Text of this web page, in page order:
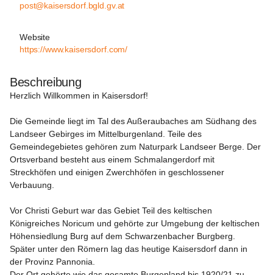
post@kaisersdorf.bgld.gv.at
Website
https://www.kaisersdorf.com/
Beschreibung
Herzlich Willkommen in Kaisersdorf!
Die Gemeinde liegt im Tal des Außeraubaches am Südhang des
Landseer Gebirges im Mittelburgenland. Teile des
Gemeindegebietes gehören zum Naturpark Landseer Berge. Der
Ortsverband besteht aus einem Schmalangerdorf mit
Streckhöfen und einigen Zwerchhöfen in geschlossener
Verbauung.
Vor Christi Geburt war das Gebiet Teil des keltischen
Königreiches Noricum und gehörte zur Umgebung der keltischen
Höhensiedlung Burg auf dem Schwarzenbacher Burgberg.
Später unter den Römern lag das heutige Kaisersdorf dann in
der Provinz Pannonia.